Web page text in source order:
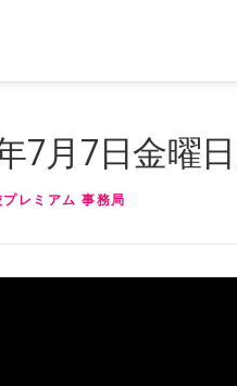
7月7日金曜日
レミアム 事務局